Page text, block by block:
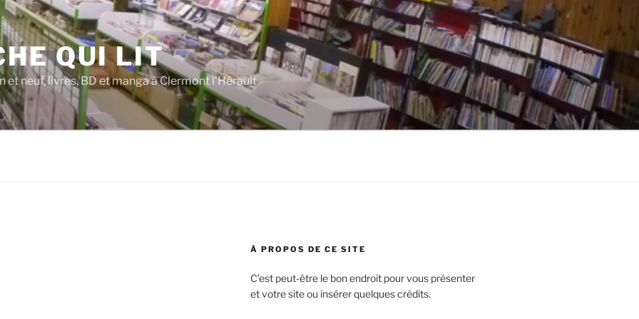
QUI LIT
et neuf, livres, BD et manga à Clermont l'Hérault
À PROPOS DE CE SITE
C’est peut-être le bon endroit pour vous présenter
et votre site ou insérer quelques crédits.